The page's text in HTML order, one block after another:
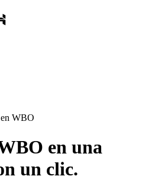
WBO
en una
un clic.